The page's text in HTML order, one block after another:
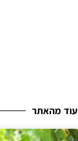
עוד מהאתר